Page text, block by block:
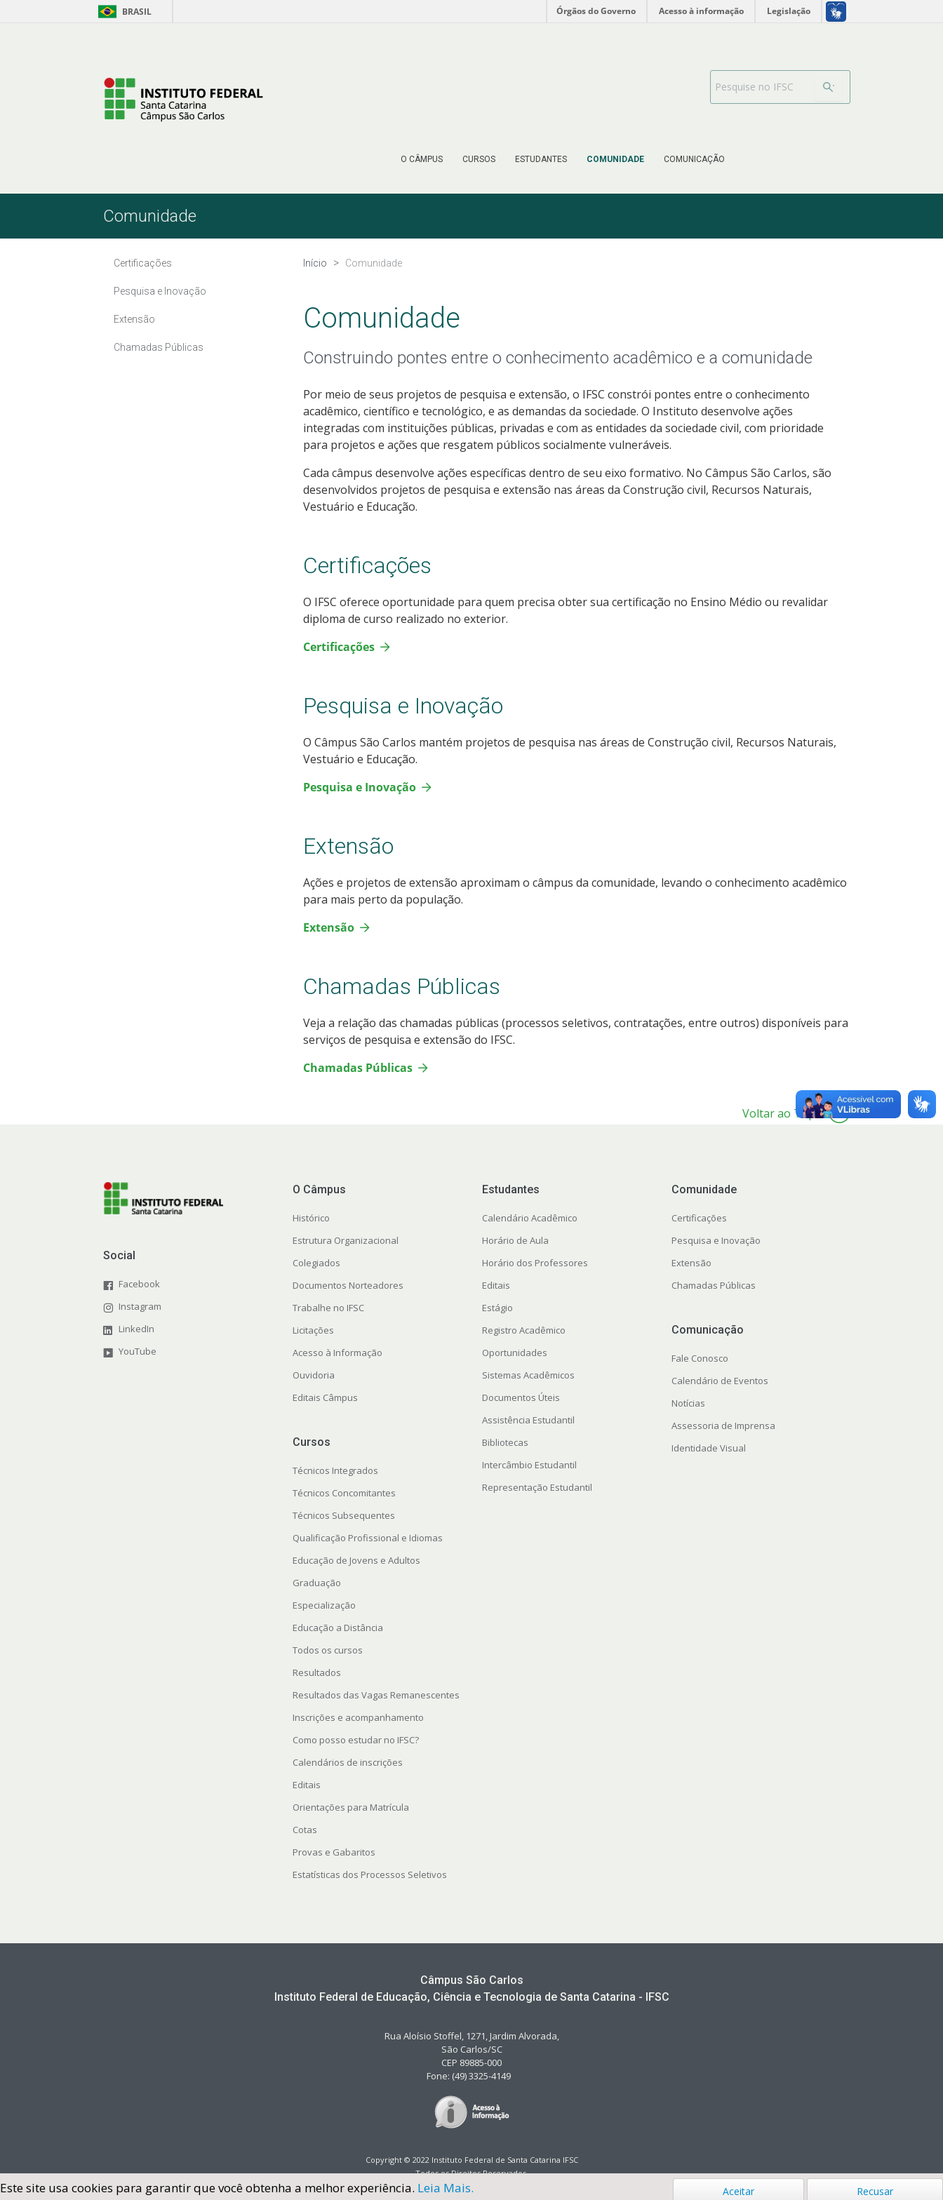
Pular para o Conteúdo BRASIL Órgãos do Governo Acesso à informação Legislação
O CÂMPUS CURSOS ESTUDANTES COMUNIDADE COMUNICAÇÃO
Barra de busca
Comunidade
Certificações
Pesquisa e Inovação
Extensão
Chamadas Públicas
Início Comunidade
Comunidade
Construindo pontes entre o conhecimento acadêmico e a comunidade
Por meio de seus projetos de pesquisa e extensão, o IFSC constrói pontes entre o conhecimento
acadêmico, científico e tecnológico, e as demandas da sociedade. O Instituto desenvolve ações
integradas com instituições públicas, privadas e com as entidades da sociedade civil, com prioridade
para projetos e ações que resgatem públicos socialmente vulneráveis.
Cada câmpus desenvolve ações específicas dentro de seu eixo formativo. No Câmpus São Carlos, são
desenvolvidos projetos de pesquisa e extensão nas áreas da Construção civil, Recursos Naturais,
Vestuário e Educação.
Certificações
O IFSC oferece oportunidade para quem precisa obter sua certificação no Ensino Médio ou revalidar
diploma de curso realizado no exterior.
Certificações
Pesquisa e Inovação
O Câmpus São Carlos mantém projetos de pesquisa nas áreas de Construção civil, Recursos Naturais,
Vestuário e Educação.
Pesquisa e Inovação
Extensão
Ações e projetos de extensão aproximam o câmpus da comunidade, levando o conhecimento acadêmico
para mais perto da população.
Extensão
Chamadas Públicas
Veja a relação das chamadas públicas (processos seletivos, contratações, entre outros) disponíveis para
serviços de pesquisa e extensão do IFSC.
Chamadas Públicas
Voltar ao Topo
Social
Facebook
Instagram
LinkedIn
YouTube
O Câmpus
Histórico
Estrutura Organizacional
Colegiados
Documentos Norteadores
Trabalhe no IFSC
Licitações
Acesso à Informação
Ouvidoria
Editais Câmpus
Cursos
Técnicos Integrados
Técnicos Concomitantes
Técnicos Subsequentes
Qualificação Profissional e Idiomas
Educação de Jovens e Adultos
Graduação
Especialização
Educação a Distância
Todos os cursos
Resultados
Resultados das Vagas Remanescentes
Inscrições e acompanhamento
Como posso estudar no IFSC?
Calendários de inscrições
Editais
Orientações para Matrícula
Cotas
Provas e Gabaritos
Estatísticas dos Processos Seletivos
Estudantes
Calendário Acadêmico
Horário de Aula
Horário dos Professores
Editais
Estágio
Registro Acadêmico
Oportunidades
Sistemas Acadêmicos
Documentos Úteis
Assistência Estudantil
Bibliotecas
Intercâmbio Estudantil
Representação Estudantil
Comunidade
Certificações
Pesquisa e Inovação
Extensão
Chamadas Públicas
Comunicação
Fale Conosco
Calendário de Eventos
Notícias
Assessoria de Imprensa
Identidade Visual
Câmpus São Carlos
Instituto Federal de Educação, Ciência e Tecnologia de Santa Catarina - IFSC
Rua Aloísio Stoffel, 1271, Jardim Alvorada,
São Carlos/SC
CEP 89885-000
Fone: (49) 3325-4149
Copyright © 2022 Instituto Federal de Santa Catarina IFSC
Todos os Direitos Reservados.
Este site usa cookies para garantir que você obtenha a melhor experiência. Leia Mais. Aceitar Recusar